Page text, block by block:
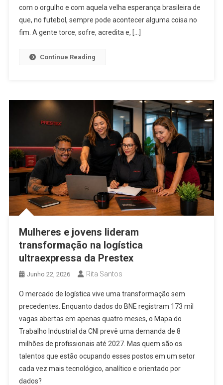
com o orgulho e com aquela velha esperança brasileira de
que, no futebol, sempre pode acontecer alguma coisa no
fim. A gente torce, sofre, acredita e, […]
Continue Reading
Mulheres e jovens lideram
transformação na logística
ultraexpressa da Prestex
Junho 22, 2026 Rita Santos
O mercado de logística vive uma transformação sem
precedentes. Enquanto dados do BNE registram 173 mil
vagas abertas em apenas quatro meses, o Mapa do
Trabalho Industrial da CNI prevê uma demanda de 8
milhões de profissionais até 2027. Mas quem são os
talentos que estão ocupando esses postos em um setor
cada vez mais tecnológico, analítico e orientado por
dados?